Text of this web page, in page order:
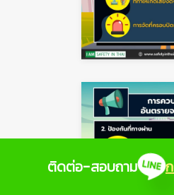
ติดต่อ-สอบถาม